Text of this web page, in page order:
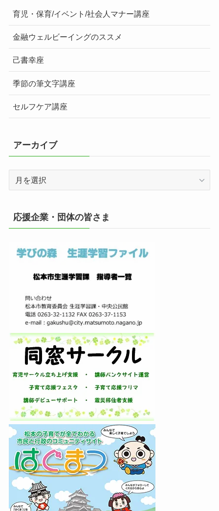
育児・保育/イベント/社会人マナー講座
金融ウェルビーイングのススメ
己書幸座
季節の筆文字講座
セルフケア講座
アーカイブ
イ
ブ
応援企業・団体の皆さま